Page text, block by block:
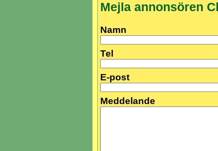
Mejla annonsören
Namn
Tel
E-post
Meddelande